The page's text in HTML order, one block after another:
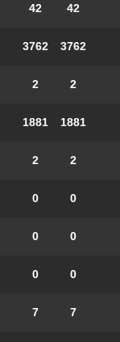
42
42
3762
3762
2
2
1881
1881
2
2
0
0
0
0
0
0
7
7